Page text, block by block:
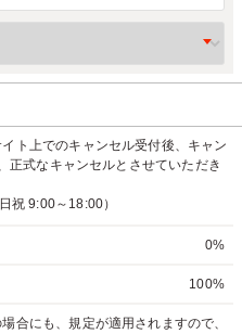
ト上でのキャンセル受付後、キャン
正式なキャンセルとさせていただき
祝 9:00～18:00）
0%
100%
合にも、規定が適用されますので、